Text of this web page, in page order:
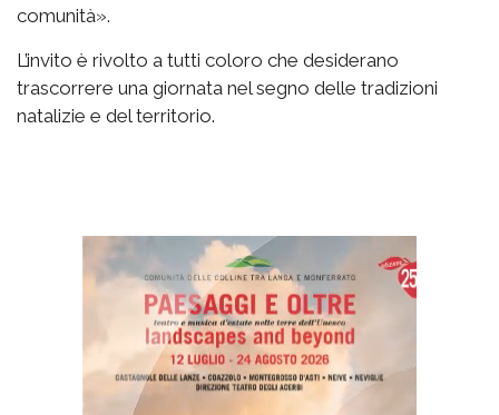
comunità».
L’invito è rivolto a tutti coloro che desiderano
trascorrere una giornata nel segno delle tradizioni
natalizie e del territorio.